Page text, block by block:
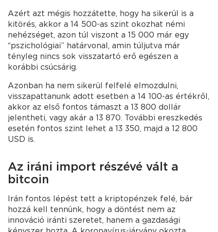
Azért azt mégis hozzátette, hogy ha sikerül is a
kitörés, akkor a 14 500-as szint okozhat némi
nehézséget, azon túl viszont a 15 000 már egy
“pszichológiai” határvonal, amin túljutva már
tényleg nincs sok visszatartó erő egészen a
korábbi csúcsárig.
Azonban ha nem sikerül felfelé elmozdulni,
visszapattanunk adott esetben a 14 100-as értékről,
akkor az első fontos támaszt a 13 800 dollár
jelentheti, vagy akár a 13 870. További ereszkedés
esetén fontos szint lehet a 13 350, majd a 12 800
USD is.
Az iráni import részévé vált a
bitcoin
Irán fontos lépést tett a kriptopénzek felé, bár
hozzá kell tennünk, hogy a döntést nem az
innováció iránti szeretet, hanem a gazdasági